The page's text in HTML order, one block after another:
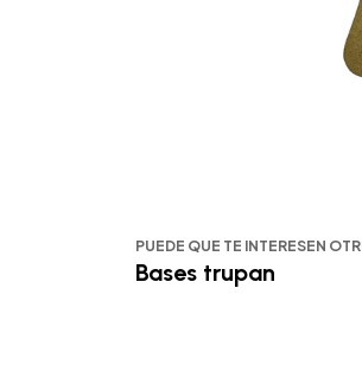
PUEDE QUE TE INTERESEN
Bases trupan